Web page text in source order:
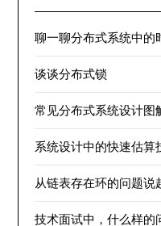
聊一聊分布式系统中的
谈谈分布式锁
常见分布式系统设计图
系统设计中的快速估算
从链表存在环的问题说
技术面试中，什么样的